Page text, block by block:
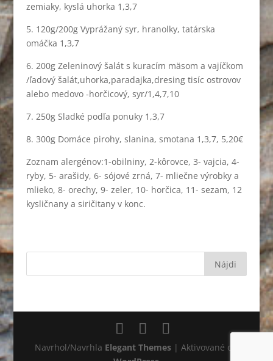
zemiaky, kyslá uhorka 1,3,7
5. 120g/200g Vyprážaný syr, hranolky, tatárska
omáčka 1,3,7
6. 200g Zeleninový šalát s kuracím mäsom a vajíčkom
/ľadový šalát,uhorka,paradajka,dresing tisíc ostrovov
alebo medovo -horčicový, syr/1,4,7,10
7. 250g Sladké podľa ponuky 1,3,7
8. 300g Domáce pirohy, slanina, smotana 1,3,7, 5,20€
Zoznam alergénov:1-obilniny, 2-kôrovce, 3- vajcia, 4-
ryby, 5- arašidy, 6- sójové zrná, 7- mliečne výrobky a
mlieko, 8- orechy, 9- zeler, 10- horčica, 11- sezam, 12
kysličnany a siričitany v konc.
Navrhol/Navrhla Elegant Themes | Aktivované od